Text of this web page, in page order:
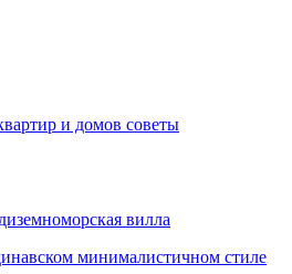
и домов советы
вилла
минималистичном стиле